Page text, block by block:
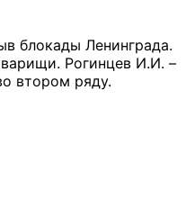
блокады Ленинграда.
Рогинцев И.И. –
втором ряду.